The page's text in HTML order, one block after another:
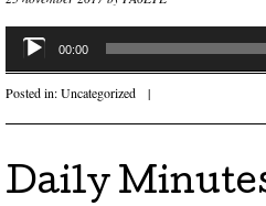
Audiospeler
00:00
Posted in:Uncategorized |
Daily